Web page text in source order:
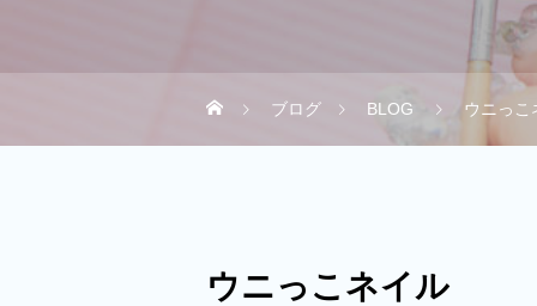
ブログ BLOG ウニっこ
ウニっこネイル